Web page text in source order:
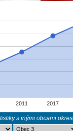
2011 2017
s inými obcami